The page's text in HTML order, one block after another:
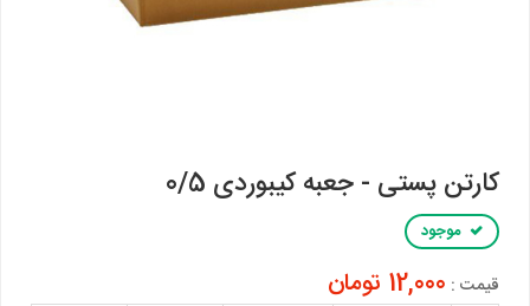
کارتن پستی - جعبه کیبوردی 0/5
موجود
قیمت : 12,000 تومان